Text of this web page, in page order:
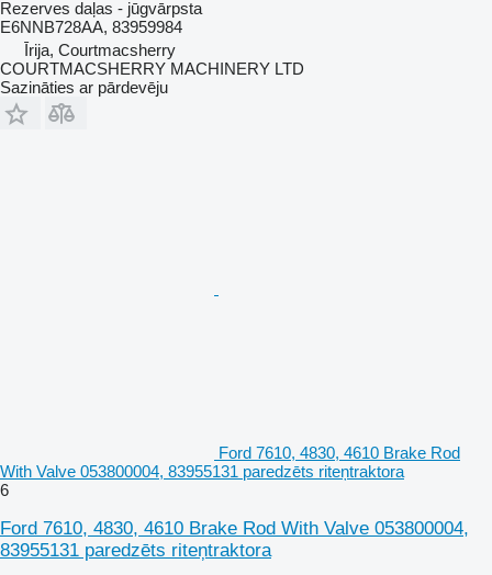
Rezerves daļas - jūgvārpsta
E6NNB728AA, 83959984
Īrija, Courtmacsherry
COURTMACSHERRY MACHINERY LTD
Sazināties ar pārdevēju
Ford 7610, 4830, 4610 Brake Rod
With Valve 053800004, 83955131 paredzēts riteņtraktora
6
Ford 7610, 4830, 4610 Brake Rod With Valve 053800004,
83955131 paredzēts riteņtraktora